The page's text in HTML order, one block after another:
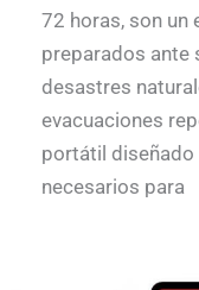
72 horas, son un
preparados ante
desastres
evacuaciones
portátil
necesarios para